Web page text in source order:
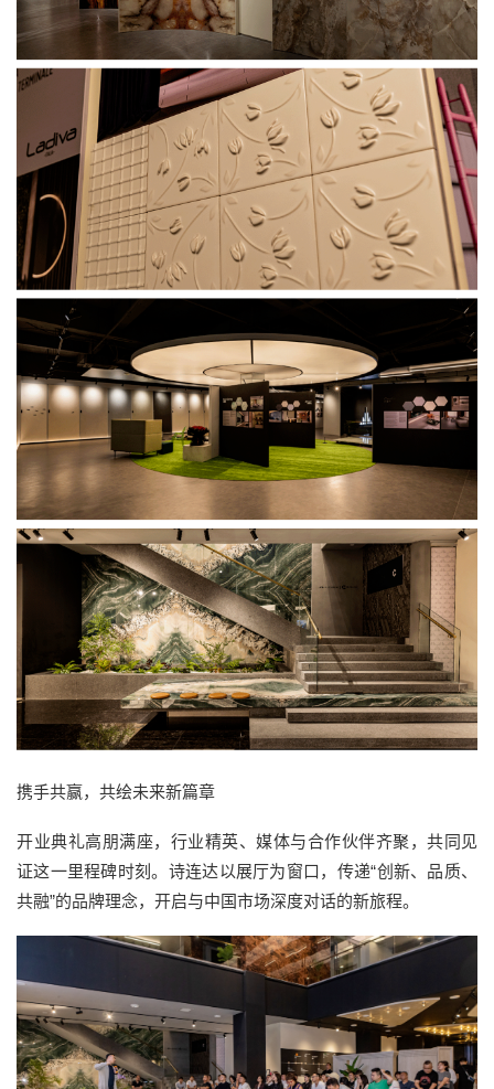
携手共赢，共绘未来新篇章
开业典礼高朋满座，行业精英、媒体与合作伙伴齐聚，共同见
证这一里程碑时刻。诗连达以展厅为窗口，传递“创新、品质、
共融”的品牌理念，开启与中国市场深度对话的新旅程。